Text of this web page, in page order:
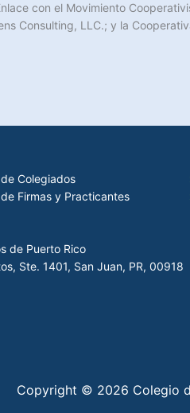
con el Movimiento
Consulting, LLC.; y la
Colegiados
Firmas y Practicantes
de Puerto Rico
Ste. 1401, San Juan, PR, 00918
Copyright © 2026 Colegio